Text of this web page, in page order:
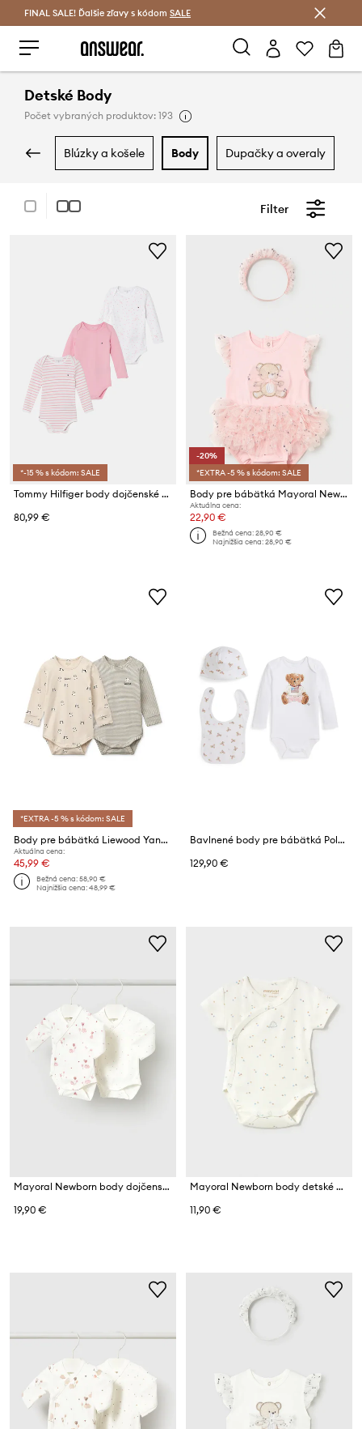
Šetrite s Answear Club >
FINAL SALE! Ďalšie zľavy s kódom SALE
Detské Body
Počet vybraných produktov: 193
blúzky a košele body dupačky a overaly
Filter
*-15 % s kódom: SALE
Tommy Hilfiger body dojčenské bavlnené s elastanom 3-pak
80,99 €
-20%
*EXTRA -5 % s kódom: SALE
Body pre bábätká Mayoral Newborn
Aktuálna cena:
22,90 €
Bežná cena:28,90 €
Najnižšia cena:28,90 €
*EXTRA -5 % s kódom: SALE
Body pre bábätká Liewood Yanni Grow Printed LS Bodystocking 2-pak
Aktuálna cena:
45,99 €
Bežná cena:58,90 €
Najnižšia cena:48,99 €
Bavlnené body pre bábätká Polo Ralph Lauren
129,90 €
Mayoral Newborn body dojčenské s bavlnou
19,90 €
Mayoral Newborn body detské bavlnené
11,90 €